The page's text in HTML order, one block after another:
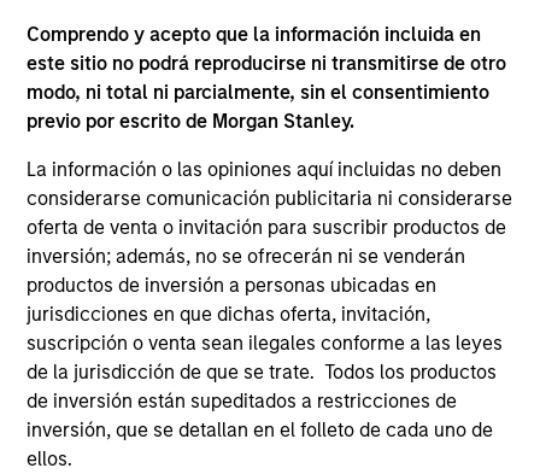
Comprendo y acepto que la información incluida en
este sitio no podrá reproducirse ni transmitirse de otro
modo, ni total ni parcialmente, sin el consentimiento
previo por escrito de Morgan Stanley.
La información o las opiniones aquí incluidas no deben
considerarse comunicación publicitaria ni considerarse
oferta de venta o invitación para suscribir productos de
inversión; además, no se ofrecerán ni se venderán
productos de inversión a personas ubicadas en
jurisdicciones en que dichas oferta, invitación,
suscripción o venta sean ilegales conforme a las leyes
de la jurisdicción de que se trate. Todos los productos
de inversión están supeditados a restricciones de
inversión, que se detallan en el folleto de cada uno de
ellos.
No deben solicitarse participaciones de los subfondos sin
consultar primero el folleto, el documento de datos
fundamentales para el inversor o los informes anual y
semestral (los “documentos de oferta”) vigentes u otros
https://www.morganstanley.com/im/msinvf/index.html
sin cargo en el domicilio social en European Bank and
Business Centre, 6B route de Trèves, L-2633
Senningerberg, inscrita en el registro mercantil de
Luxemburgo con el número B 29 192.
La información en relación con los aspectos de
sostenibilidad del fondo y el resumen de los derechos de
los inversores está disponible en el sitio web indicado.
Asimismo, todos los inversores italianos deben consultar
el ‘Formulario de solicitud ampliado’ y todos los
inversores de Hong Kong deben consultar el apartado
“Información adicional para inversores de Hong Kong” del